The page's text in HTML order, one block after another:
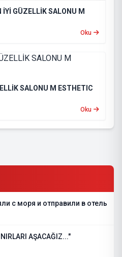
İYİ GÜZELLİK SALONU M
Oku
SALONU M ESTHETIC
Oku
с моря и отправили в отель
AŞACAĞIZ..."